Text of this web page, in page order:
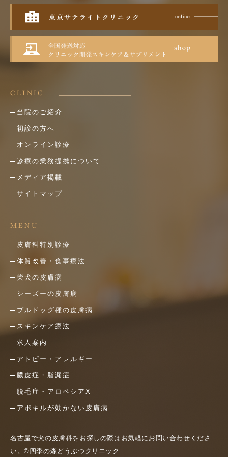
CLINIC
当院のご紹介
初診の方へ
オンライン診療
診療の業務提携について
メディア掲載
サイトマップ
MENU
皮膚科特別診療
体質改善・食事療法
柴犬の皮膚病
シーズーの皮膚病
ブルドッグ種の皮膚病
スキンケア療法
求人案内
アトピー・アレルギー
膿皮症・脂漏症
脱毛症・アロペシアX
アポキルが効かない皮膚病
名古屋で犬の皮膚科をお探しの際はお気軽にお問い合わせくださ
い。©四季の森どうぶつクリニック